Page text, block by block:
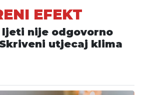
EFEKT
ljeti nije odgovorno
utjecaj klima